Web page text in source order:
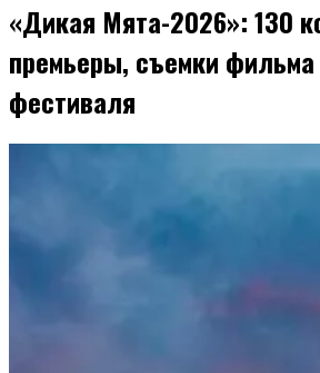
«Дикая Мята-2026»: 130
премьеры, съемки фильма
фестиваля